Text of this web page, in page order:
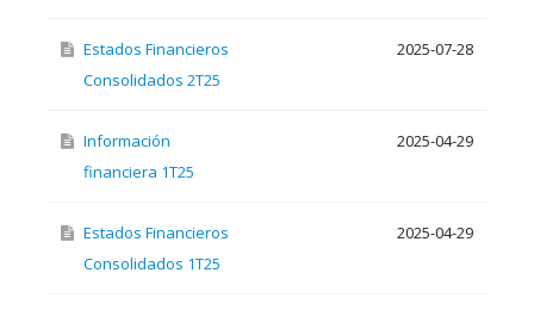
Estados Financieros
Consolidados 2T25
2025-07-28
Información
financiera 1T25
2025-04-29
Estados Financieros
Consolidados 1T25
2025-04-29